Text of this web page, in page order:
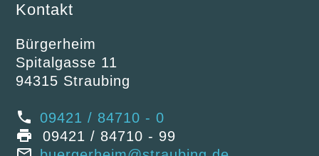
Kontakt
Bürgerheim
Spitalgasse 11
94315 Straubing
09421 / 84710 - 0
09421 / 84710 - 99